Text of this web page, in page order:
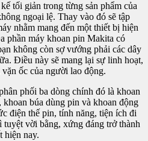
tối giản trong từng sản phẩm của
ngoại lệ. Thay vào đó sẽ tập
nhằm mang đến một thiết bị hiện
phần máy khoan pin Makita có
không còn sợ vướng phải các dây
Điều này sẽ mang lại sự linh hoạt,
ốc của người lao động.
phối ba dòng chính đó là khoan
búa dùng pin và khoan động
điện thế pin, tính năng, tiện ích đi
vời bằng, xứng đáng trở thành
hiện nay.